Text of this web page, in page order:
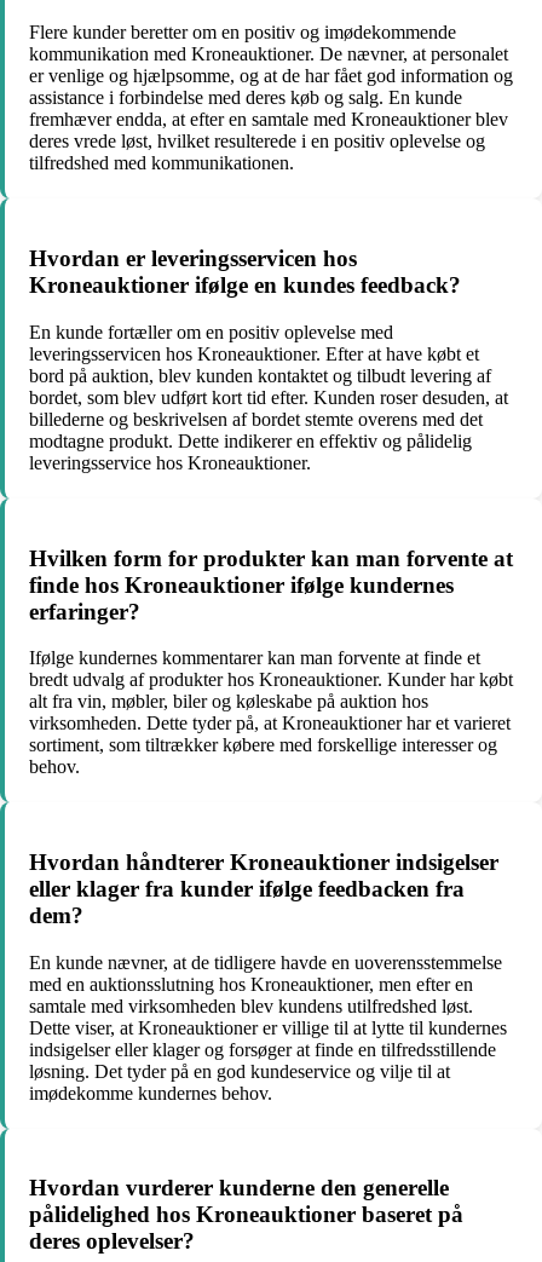
Flere kunder beretter om en positiv og imødekommende
kommunikation med Kroneauktioner. De nævner, at personalet
er venlige og hjælpsomme, og at de har fået god information og
assistance i forbindelse med deres køb og salg. En kunde
fremhæver endda, at efter en samtale med Kroneauktioner blev
deres vrede løst, hvilket resulterede i en positiv oplevelse og
tilfredshed med kommunikationen.
Hvordan er leveringsservicen hos
Kroneauktioner ifølge en kundes feedback?
En kunde fortæller om en positiv oplevelse med
leveringsservicen hos Kroneauktioner. Efter at have købt et
bord på auktion, blev kunden kontaktet og tilbudt levering af
bordet, som blev udført kort tid efter. Kunden roser desuden, at
billederne og beskrivelsen af bordet stemte overens med det
modtagne produkt. Dette indikerer en effektiv og pålidelig
leveringsservice hos Kroneauktioner.
Hvilken form for produkter kan man forvente at
finde hos Kroneauktioner ifølge kundernes
erfaringer?
Ifølge kundernes kommentarer kan man forvente at finde et
bredt udvalg af produkter hos Kroneauktioner. Kunder har købt
alt fra vin, møbler, biler og køleskabe på auktion hos
virksomheden. Dette tyder på, at Kroneauktioner har et varieret
sortiment, som tiltrækker købere med forskellige interesser og
behov.
Hvordan håndterer Kroneauktioner indsigelser
eller klager fra kunder ifølge feedbacken fra
dem?
En kunde nævner, at de tidligere havde en uoverensstemmelse
med en auktionsslutning hos Kroneauktioner, men efter en
samtale med virksomheden blev kundens utilfredshed løst.
Dette viser, at Kroneauktioner er villige til at lytte til kundernes
indsigelser eller klager og forsøger at finde en tilfredsstillende
løsning. Det tyder på en god kundeservice og vilje til at
imødekomme kundernes behov.
Hvordan vurderer kunderne den generelle
pålidelighed hos Kroneauktioner baseret på
deres oplevelser?